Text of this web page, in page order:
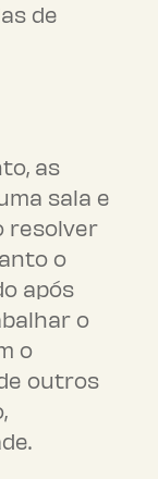
de
as
sala e
resolver
o
após
o
o
outros